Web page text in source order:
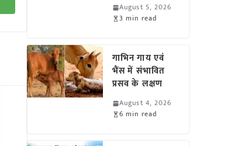
August 5, 2026
3 min read
गाभिन गाय एवं
भैंस में संभावित
प्रसव के लक्षण
August 4, 2026
6 min read